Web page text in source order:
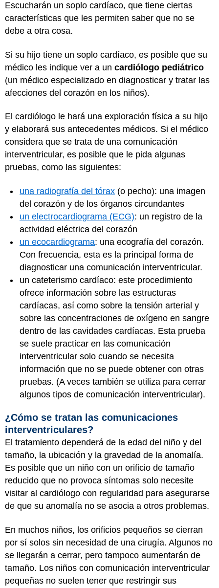
Escucharán un soplo cardíaco, que tiene ciertas
características que les permiten saber que no se
debe a otra cosa.
Si su hijo tiene un soplo cardíaco, es posible que su
médico les indique ver a un cardiólogo pediátrico
(un médico especializado en diagnosticar y tratar las
afecciones del corazón en los niños).
El cardiólogo le hará una exploración física a su hijo
y elaborará sus antecedentes médicos. Si el médico
considera que se trata de una comunicación
interventricular, es posible que le pida algunas
pruebas, como las siguientes:
una radiografía del tórax (o pecho): una imagen
del corazón y de los órganos circundantes
un electrocardiograma (ECG): un registro de la
actividad eléctrica del corazón
un ecocardiograma: una ecografía del corazón.
Con frecuencia, esta es la principal forma de
diagnosticar una comunicación interventricular.
un cateterismo cardíaco: este procedimiento
ofrece información sobre las estructuras
cardíacas, así como sobre la tensión arterial y
sobre las concentraciones de oxígeno en sangre
dentro de las cavidades cardíacas. Esta prueba
se suele practicar en las comunicación
interventricular solo cuando se necesita
información que no se puede obtener con otras
pruebas. (A veces también se utiliza para cerrar
algunos tipos de comunicación interventricular).
¿Cómo se tratan las comunicaciones
interventriculares?
El tratamiento dependerá de la edad del niño y del
tamaño, la ubicación y la gravedad de la anomalía.
Es posible que un niño con un orificio de tamaño
reducido que no provoca síntomas solo necesite
visitar al cardiólogo con regularidad para asegurarse
de que su anomalía no se asocia a otros problemas.
En muchos niños, los orificios pequeños se cierran
por sí solos sin necesidad de una cirugía. Algunos no
se llegarán a cerrar, pero tampoco aumentarán de
tamaño. Los niños con comunicación interventricular
pequeñas no suelen tener que restringir sus